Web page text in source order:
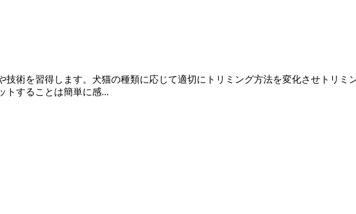
術を習得します。犬猫の種類に応じて適切にトリミング方法を変化させトリミ
トすることは簡単に感...